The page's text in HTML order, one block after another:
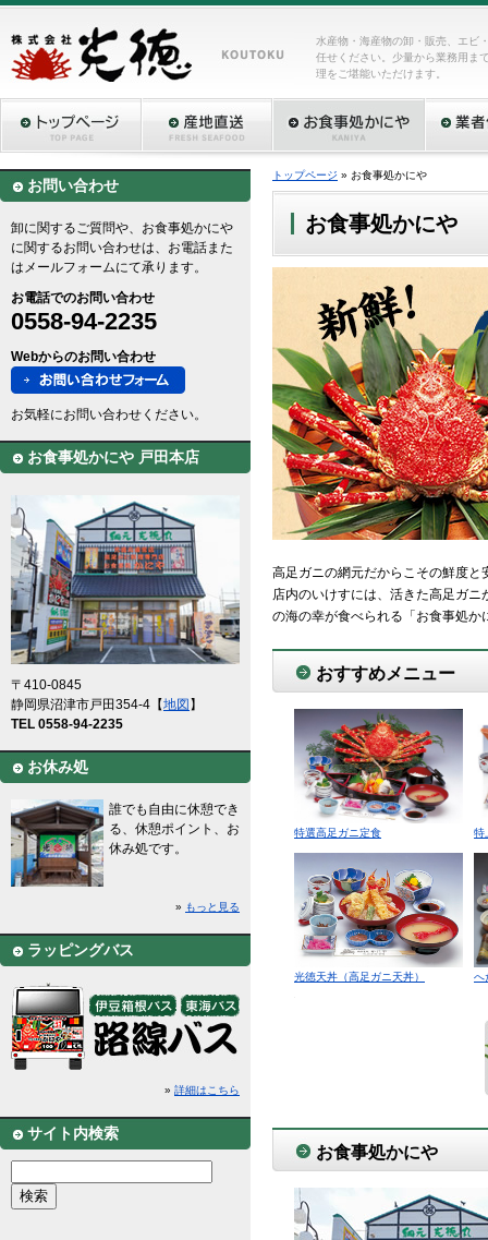
水産物・海産物の卸・販売、エビ
任せください。少量から業務用ま
理をご堪能いただけます。
トップページ » お食事処かにや
お食事処かにや
高足ガニの網元だからこその鮮度と
店内のいけすには、活きた高足ガ
の海の幸が食べられる「お食事処
おすすめメニュー
特選高足ガニ定食 特
光徳天丼（高足ガニ天丼） へ
お食事処かにや
お問い合わせ
卸に関するご質問や、お食事処かにや
に関するお問い合わせは、お電話また
はメールフォームにて承ります。
お電話でのお問い合わせ
0558-94-2235
Webからのお問い合わせ
お気軽にお問い合わせください。
お食事処かにや 戸田本店
〒410-0845
静岡県沼津市戸田354-4【地図 】
TEL 0558-94-2235
お休み処
誰でも自由に休憩でき
る、休憩ポイント、お
休み処です。
» もっと見る
ラッピングバス
» 詳細はこちら
サイト内検索